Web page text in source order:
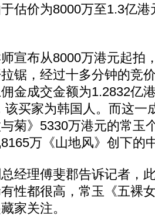
估价为8000万至1.3亿
布从8000万港元起拍
锯，经过十多分钟的竞
金成交金额为1.2832亿
该买家为韩国人。而这一
菊》5330万港元的常玉
万《山地风》创下的
理傅斐郡告诉记者，
性都很高，常玉《五裸
家关注。